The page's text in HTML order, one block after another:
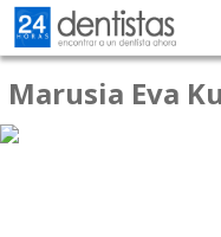
Marusia Eva